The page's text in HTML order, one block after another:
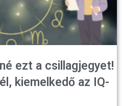
ezt a csillagjegyet!
kiemelkedő az IQ-